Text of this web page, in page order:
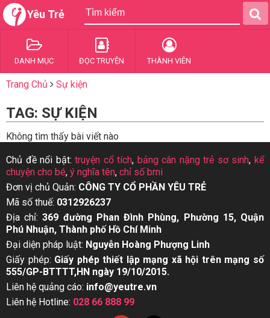
Yêu Trẻ
DANH MỤC ĐỌC TRUYỆN THÀNH VIÊN
Trang Chủ Sự kiện
TAG: SỰ KIỆN
Không tìm thấy bài viết nào
Chủ đề nổi bật:truyện cổ tích, bảng cân nặng trẻ sơ sinh,kể
chuyện cho bé, ý nghĩa tên, chỉ số bmi
Đơn vị chủ Quản: CÔNG TY CỔ PHẦN YÊU TRẺ
Mã số thuế: 0312926237
Địa chỉ:369 đường Phan Đình Phùng, Phường 15, Quận
Phú Nhuận, Thành phố Hồ Chí Minh
Đại diện pháp luật: Nguyễn Hoàng Phượng Linh
Giấy phép: Giấy phép thiết lập mạng xã hội trên mạng số
555/GP-BTTTT,HN ngày 19/10/2015.
Liên hệ quảng cáo: info@yeutre.vn
Liên hệ Hotline: 028 66 888 99